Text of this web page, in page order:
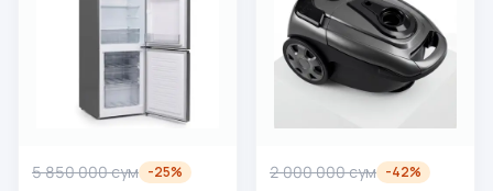
5 850 000сум -25% 2 000 000сум -42%